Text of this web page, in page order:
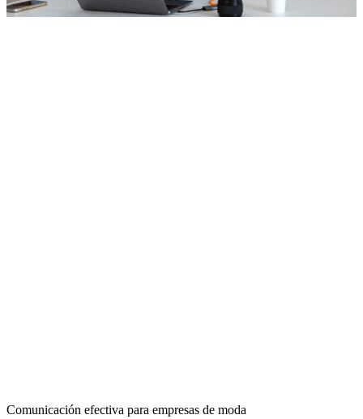
Comunicación efectiva para empresas de moda